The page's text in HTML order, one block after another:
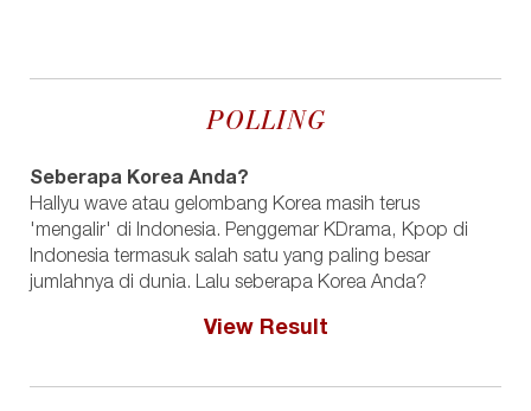
POLLING
Seberapa Korea Anda?
Hallyu wave atau gelombang Korea masih terus
'mengalir' di Indonesia. Penggemar KDrama, Kpop di
Indonesia termasuk salah satu yang paling besar
jumlahnya di dunia. Lalu seberapa Korea Anda?
View Result